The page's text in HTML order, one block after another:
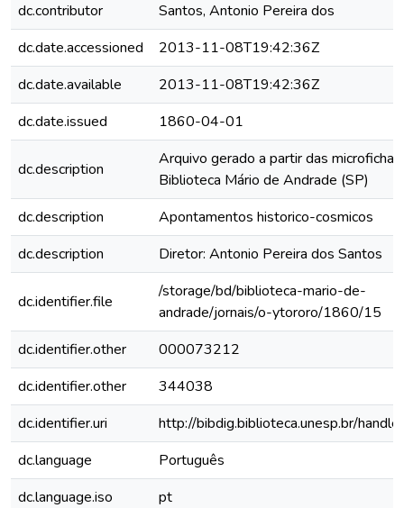
dc.contributor
Santos, Antonio Pereira dos
dc.date.accessioned
2013-11-08T19:42:36Z
dc.date.available
2013-11-08T19:42:36Z
dc.date.issued
1860-04-01
dc.description
Arquivo gerado a partir das
Biblioteca Mário de Andrade (SP)
dc.description
Apontamentos historico-cosmicos
dc.description
Diretor: Antonio Pereira dos Santos
dc.identifier.file
/storage/bd/biblioteca-mario-de-
andrade/jornais/o-ytororo/1860/15
dc.identifier.other
000073212
dc.identifier.other
344038
dc.identifier.uri
http://bibdig.biblioteca.unesp.br/
dc.language
Português
dc.language.iso
pt